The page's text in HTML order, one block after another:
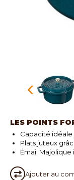
LES POINTS
Capacité
Plats juteux
Émail
Ajouter au